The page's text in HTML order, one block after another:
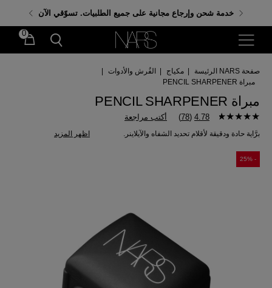
احصلي على هدايا مجانية عند إنفاق 350 ر.س. باستخدام
الكود: GIFTS
خدمة شحن وإرجاع مجانية على جميع الطلبيات. تسوّقي الآن
0
صفحة NARS الرئيسة مكياج الفُرش والأدوات
مبراة PENCIL SHARPENER
مبراة PENCIL SHARPENER
4.78
(
78
) أكتب مراجعة
برَّاية حادة ودقيقة لأقلام تحديد الشفاه والآيلاينر. اظهر المزيد
- 25%